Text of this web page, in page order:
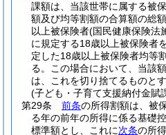
課額は、当該世帯に属する被
額及び均等割額の合算額の総
以上被保険者(国民健康保険法
に規定する18歳以上被保険者
定した18歳以上被保険者均等
る。
この場合において、当該
は、これを切り捨てるものとす
(子ども・子育て支援納付金賦
第29条
前条の所得割額は、被
る年の前年の所得に係る基礎
標準額とし、これに次条の所